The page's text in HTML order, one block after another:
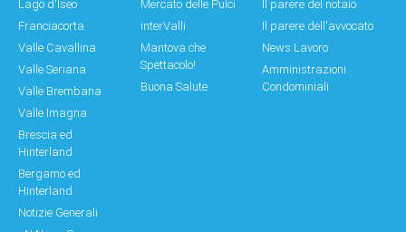
Lago d'Iseo
Franciacorta
Valle Cavallina
Valle Seriana
Valle Brembana
Valle Imagna
Brescia ed
Hinterland
Bergamo ed
Hinterland
Notizie Generali
Mercato delle Pulci
interValli
Mantova che
Spettacolo!
Buona Salute
Il parere del notaio
Il parere dell'avvocato
News Lavoro
Amministrazioni
Condominiali